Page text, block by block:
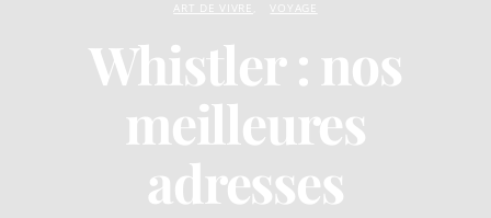
ART DE VIVRE VOYAGE
Whistler : nos
meilleures
adresses